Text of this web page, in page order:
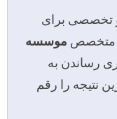
و تخصصی برای
متخصص موسسه
رساندن به
نتیجه را رقم